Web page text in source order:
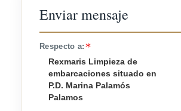
Enviar mensaje
Respecto a:
Rexmaris Limpieza de
embarcaciones situado en
P.D. Marina Palamós
Palamos